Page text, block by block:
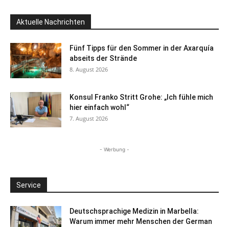
Aktuelle Nachrichten
Fünf Tipps für den Sommer in der Axarquía
abseits der Strände
8. August 2026
Konsul Franko Stritt Grohe: „Ich fühle mich
hier einfach wohl“
7. August 2026
- Werbung -
Service
Deutschsprachige Medizin in Marbella:
Warum immer mehr Menschen der German